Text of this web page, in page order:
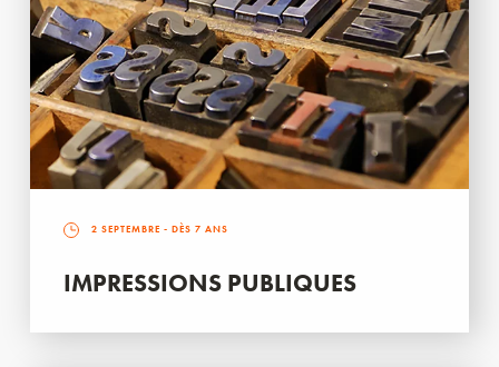
2 SEPTEMBRE - DÈS 7 ANS
IMPRESSIONS PUBLIQUES